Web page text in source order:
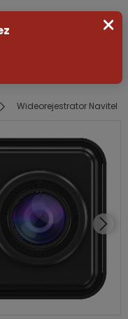
Wideorejestrator Navitel